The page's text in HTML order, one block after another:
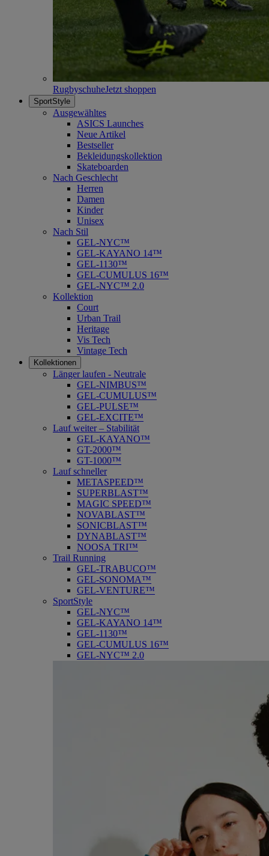
RugbyschuheJetzt shoppen
SportStyle
Ausgewähltes
ASICS Launches
Neue Artikel
Bestseller
Bekleidungskollektion
Skateboarden
Nach Geschlecht
Herren
Damen
Kinder
Unisex
Nach Stil
GEL-NYC™
GEL-KAYANO 14™
GEL-1130™
GEL-CUMULUS 16™
GEL-NYC™ 2.0
Kollektion
Court
Urban Trail
Heritage
Vis Tech
Vintage Tech
Kollektionen
Länger laufen - Neutrale
GEL-NIMBUS™
GEL-CUMULUS™
GEL-PULSE™
GEL-EXCITE™
Lauf weiter – Stabilität
GEL-KAYANO™
GT-2000™
GT-1000™
Lauf schneller
METASPEED™
SUPERBLAST™
MAGIC SPEED™
NOVABLAST™
SONICBLAST™
DYNABLAST™
NOOSA TRI™
Trail Running
GEL-TRABUCO™
GEL-SONOMA™
GEL-VENTURE™
SportStyle
GEL-NYC™
GEL-KAYANO 14™
GEL-1130™
GEL-CUMULUS 16™
GEL-NYC™ 2.0